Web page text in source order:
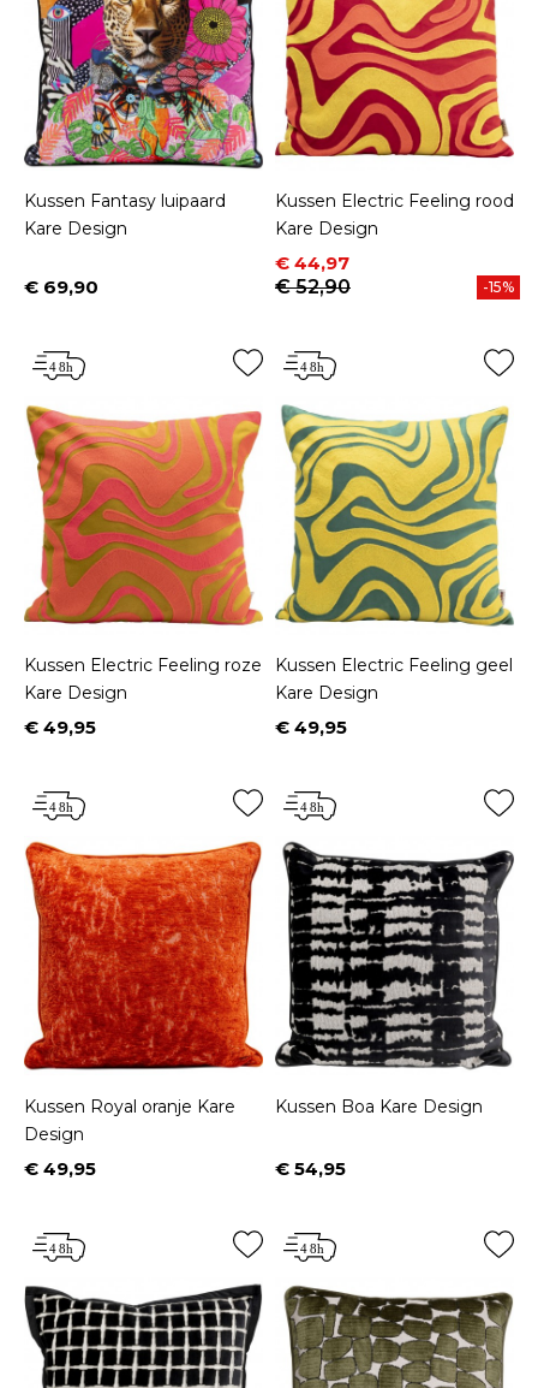
Kussen Fantasy luipaard
Kare Design
Prijs
€ 69,90
Kussen Electric Feeling rood
Kare Design
Prijs
€ 44,97
Normale prijs
€ 52,90
-15%
Kussen Electric Feeling roze
Kare Design
Prijs
€ 49,95
Kussen Electric Feeling geel
Kare Design
Prijs
€ 49,95
Kussen Royal oranje Kare
Design
Prijs
€ 49,95
Kussen Boa Kare Design
Prijs
€ 54,95